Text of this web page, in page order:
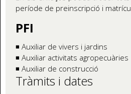
període de preinscripció i
PFI
◾ Auxiliar de vivers i jardins
◾ Auxiliar activitats agropecuàries
◾ Auxiliar de construcció
Tràmits i dates